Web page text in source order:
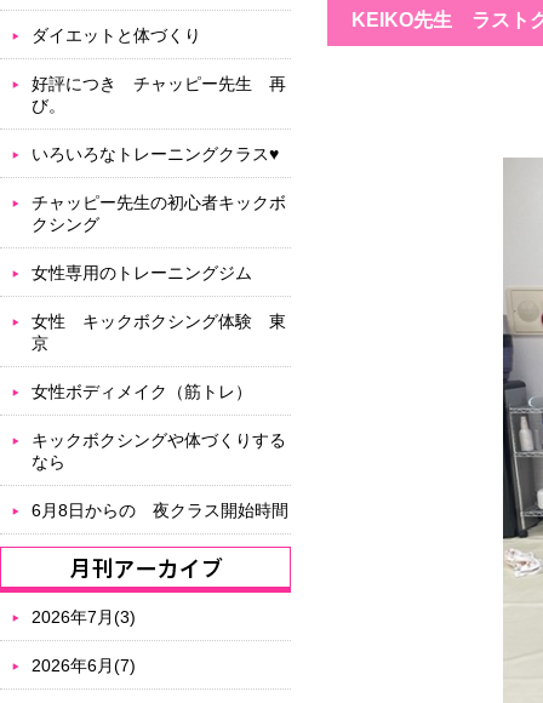
KEIKO先生 ラスト
ダイエットと体づくり
好評につき チャッピー先生 再
び。
いろいろなトレーニングクラス♥
チャッピー先生の初心者キックボ
クシング
女性専用のトレーニングジム
女性 キックボクシング体験 東
京
女性ボディメイク（筋トレ）
キックボクシングや体づくりする
なら
6月8日からの 夜クラス開始時間
2026年7月(3)
2026年6月(7)